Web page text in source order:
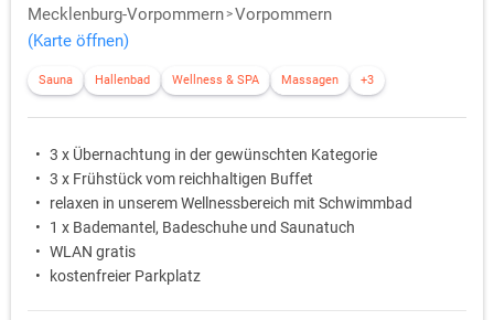
Mecklenburg-Vorpommern Vorpommern
(Karte öffnen)
Sauna Hallenbad Wellness & SPA Massagen +3
3 x Übernachtung in der gewünschten Kategorie
3 x Frühstück vom reichhaltigen Buffet
relaxen in unserem Wellnessbereich mit Schwimmbad
1 x Bademantel, Badeschuhe und Saunatuch
WLAN gratis
kostenfreier Parkplatz